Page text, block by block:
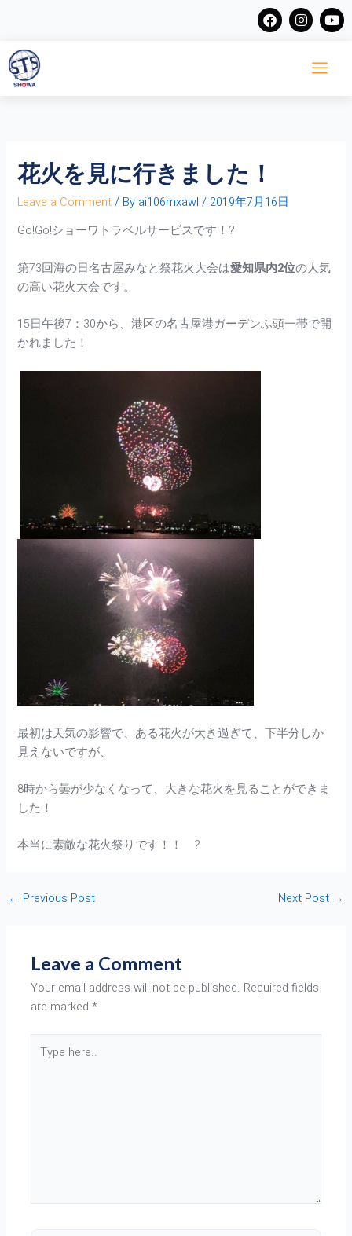
content
F
a
I
n
Y
o
花火を見に行きました！
Leave a Comment / By ai106mxawl/ 2019年7月16日
Go!Go!ショーワトラベルサービスです！?
第73回海の日名古屋みなと祭花火大会は愛知県内2位の人気
の高い花火大会です。
15日午後7：30から、港区の名古屋港ガーデンふ頭一帯で開
かれました！
最初は天気の影響で、ある花火が大き過ぎて、下半分しか
見えないですが、
8時から曇が少なくなって、大きな花火を見ることができま
した！
本当に素敵な花火祭りです！！ ?
← Previous Post Next Post →
Leave a Comment
Your email address will not be published. Required fields
are marked*
Type